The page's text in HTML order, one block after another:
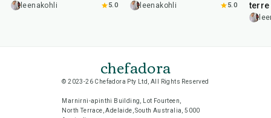
leenakohli 5.0 leenakohli 5.0
terre
chefadora
© 2023-26 Chefadora Pty Ltd, All Rights Reserved
Marnirni-apinthi Building, Lot Fourteen,
North Terrace, Adelaide, South Australia, 5000